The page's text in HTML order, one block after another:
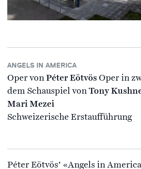
ANGELS IN AMERICA
Oper von Péter Eötvös Oper in
dem Schauspiel von Tony
Mari Mezei
Schweizerische Erstaufführung
Péter Eötvös’ «Angels in